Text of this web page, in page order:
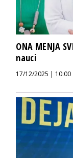
ONA MENJA
nauci
17/12/2025 | 10:00